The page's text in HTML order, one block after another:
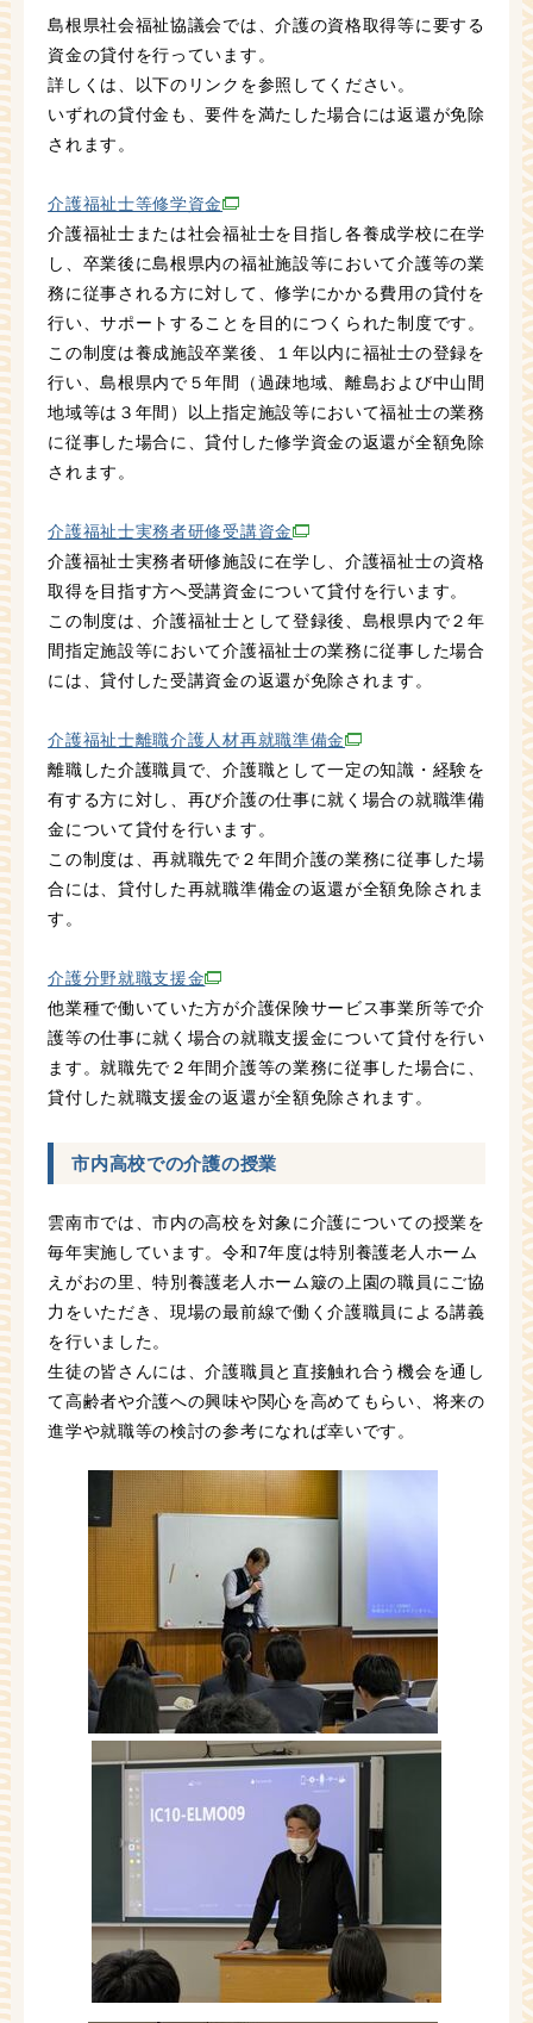
島根県社会福祉協議会では、介護の資格取得等に要する
資金の貸付を行っています。
詳しくは、以下のリンクを参照してください。
いずれの貸付金も、要件を満たした場合には返還が免除
されます。
介護福祉士等修学資金
介護福祉士または社会福祉士を目指し各養成学校に在学
し、卒業後に島根県内の福祉施設等において介護等の業
務に従事される方に対して、修学にかかる費用の貸付を
行い、サポートすることを目的につくられた制度です。
この制度は養成施設卒業後、１年以内に福祉士の登録を
行い、島根県内で５年間（過疎地域、離島および中山間
地域等は３年間）以上指定施設等において福祉士の業務
に従事した場合に、貸付した修学資金の返還が全額免除
されます。
介護福祉士実務者研修受講資金
介護福祉士実務者研修施設に在学し、介護福祉士の資格
取得を目指す方へ受講資金について貸付を行います。
この制度は、介護福祉士として登録後、島根県内で２年
間指定施設等において介護福祉士の業務に従事した場合
には、貸付した受講資金の返還が免除されます。
介護福祉士離職介護人材再就職準備金
離職した介護職員で、介護職として一定の知識・経験を
有する方に対し、再び介護の仕事に就く場合の就職準備
金について貸付を行います。
この制度は、再就職先で２年間介護の業務に従事した場
合には、貸付した再就職準備金の返還が全額免除されま
す。
介護分野就職支援金
他業種で働いていた方が介護保険サービス事業所等で介
護等の仕事に就く場合の就職支援金について貸付を行い
ます。就職先で２年間介護等の業務に従事した場合に、
貸付した就職支援金の返還が全額免除されます。
市内高校での介護の授業
雲南市では、市内の高校を対象に介護についての授業を
毎年実施しています。令和7年度は特別養護老人ホーム
えがおの里、特別養護老人ホーム簸の上園の職員にご協
力をいただき、現場の最前線で働く介護職員による講義
を行いました。
生徒の皆さんには、介護職員と直接触れ合う機会を通し
て高齢者や介護への興味や関心を高めてもらい、将来の
進学や就職等の検討の参考になれば幸いです。